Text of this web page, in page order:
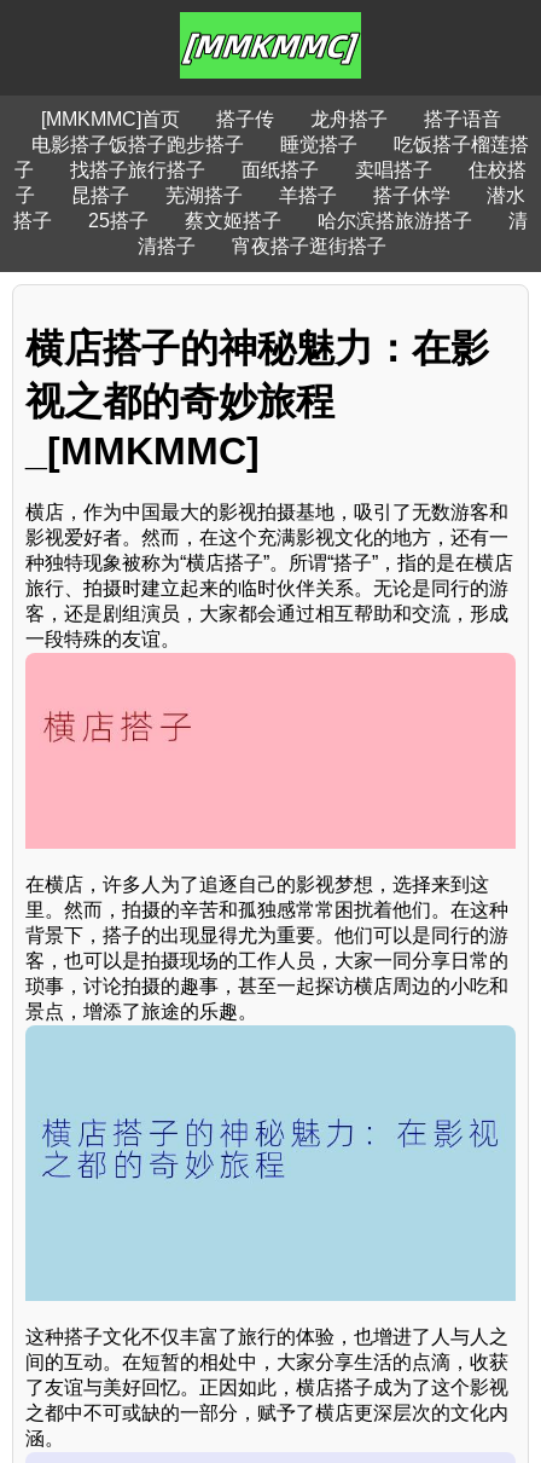
[MMKMMC]首页 搭子传 龙舟搭子
搭子语音
电影搭子饭搭子跑步搭子
睡觉搭子
吃饭搭子榴莲搭
子
找搭子旅行搭子 面纸搭子 卖唱搭子
住校搭
子
昆搭子 芜湖搭子 羊搭子 搭子休学
潜水
搭子
25搭子 蔡文姬搭子 哈尔滨搭旅游搭子
清
清搭子
宵夜搭子逛街搭子
横店搭子的神秘魅力：在影
视之都的奇妙旅程
_[MMKMMC]
横店，作为中国最大的影视拍摄基地，吸引了无数游客和
影视爱好者。然而，在这个充满影视文化的地方，还有一
种独特现象被称为“横店搭子”。所谓“搭子”，指的是在横店
旅行、拍摄时建立起来的临时伙伴关系。无论是同行的游
客，还是剧组演员，大家都会通过相互帮助和交流，形成
一段特殊的友谊。
在横店，许多人为了追逐自己的影视梦想，选择来到这
里。然而，拍摄的辛苦和孤独感常常困扰着他们。在这种
背景下，搭子的出现显得尤为重要。他们可以是同行的游
客，也可以是拍摄现场的工作人员，大家一同分享日常的
琐事，讨论拍摄的趣事，甚至一起探访横店周边的小吃和
景点，增添了旅途的乐趣。
这种搭子文化不仅丰富了旅行的体验，也增进了人与人之
间的互动。在短暂的相处中，大家分享生活的点滴，收获
了友谊与美好回忆。正因如此，横店搭子成为了这个影视
之都中不可或缺的一部分，赋予了横店更深层次的文化内
涵。